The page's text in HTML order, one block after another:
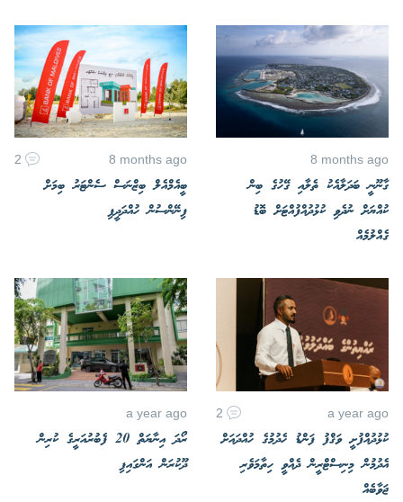
8 months ago
ގާނޫނީ ބަދަލާއެކު ތެލާއި ގޭހުގެ ބިން
ކުއްޔަށް ނުދެވި ކުޅުދުއްފުއްޓަށް ބޮޑު
ގެއްލުމެއް
8 months ago
2
ބީއެމްއެލް ބިޒްނަސް ސެންޓަރު ބިމަށް
ފިނޭންސުން ހުއްދަދީފި
a year ago
2
ކުޅުދުއްފުށީ ވަޤްފު ފަންޑު ހެދުމުގެ ހުއްދައަށް
އެދުމުން މިނިސްޓްރީން ދެއްވީ ހިތާމަވެރި
ޖަވާބެއް
a year ago
ރޯދަ އިނާޔަތް 20 ފެބުރުއަރީގެ ކުރިން
ދޫކުރަން އަންގައިފި